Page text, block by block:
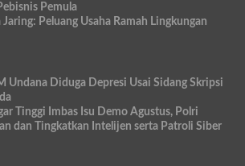
Pemula
Jaring: Peluang Usaha Ramah Lingkungan
Undana Diduga Depresi Usai Sidang Skripsi
Tinggi Imbas Isu Demo Agustus, Polri
dan Tingkatkan Intelijen serta Patroli Siber